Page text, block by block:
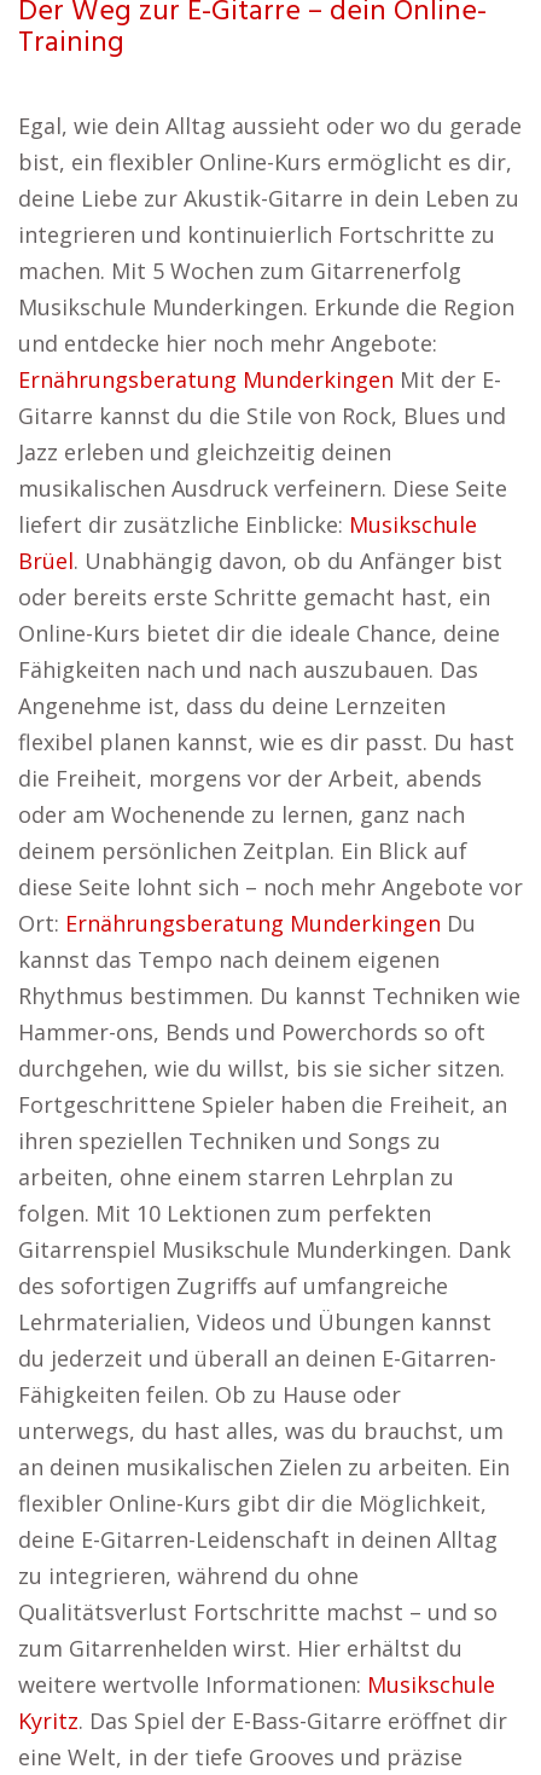
Der Weg zur E-Gitarre – dein Online-
Training
Egal, wie dein Alltag aussieht oder wo du gerade
bist, ein flexibler Online-Kurs ermöglicht es dir,
deine Liebe zur Akustik-Gitarre in dein Leben zu
integrieren und kontinuierlich Fortschritte zu
machen. Mit 5 Wochen zum Gitarrenerfolg
Musikschule Munderkingen. Erkunde die Region
und entdecke hier noch mehr Angebote:
Ernährungsberatung Munderkingen Mit der E-
Gitarre kannst du die Stile von Rock, Blues und
Jazz erleben und gleichzeitig deinen
musikalischen Ausdruck verfeinern. Diese Seite
liefert dir zusätzliche Einblicke: Musikschule
Brüel. Unabhängig davon, ob du Anfänger bist
oder bereits erste Schritte gemacht hast, ein
Online-Kurs bietet dir die ideale Chance, deine
Fähigkeiten nach und nach auszubauen. Das
Angenehme ist, dass du deine Lernzeiten
flexibel planen kannst, wie es dir passt. Du hast
die Freiheit, morgens vor der Arbeit, abends
oder am Wochenende zu lernen, ganz nach
deinem persönlichen Zeitplan. Ein Blick auf
diese Seite lohnt sich – noch mehr Angebote vor
Ort: Ernährungsberatung Munderkingen Du
kannst das Tempo nach deinem eigenen
Rhythmus bestimmen. Du kannst Techniken wie
Hammer-ons, Bends und Powerchords so oft
durchgehen, wie du willst, bis sie sicher sitzen.
Fortgeschrittene Spieler haben die Freiheit, an
ihren speziellen Techniken und Songs zu
arbeiten, ohne einem starren Lehrplan zu
folgen. Mit 10 Lektionen zum perfekten
Gitarrenspiel Musikschule Munderkingen. Dank
des sofortigen Zugriffs auf umfangreiche
Lehrmaterialien, Videos und Übungen kannst
du jederzeit und überall an deinen E-Gitarren-
Fähigkeiten feilen. Ob zu Hause oder
unterwegs, du hast alles, was du brauchst, um
an deinen musikalischen Zielen zu arbeiten. Ein
flexibler Online-Kurs gibt dir die Möglichkeit,
deine E-Gitarren-Leidenschaft in deinen Alltag
zu integrieren, während du ohne
Qualitätsverlust Fortschritte machst – und so
zum Gitarrenhelden wirst. Hier erhältst du
weitere wertvolle Informationen: Musikschule
Kyritz. Das Spiel der E-Bass-Gitarre eröffnet dir
eine Welt, in der tiefe Grooves und präzise